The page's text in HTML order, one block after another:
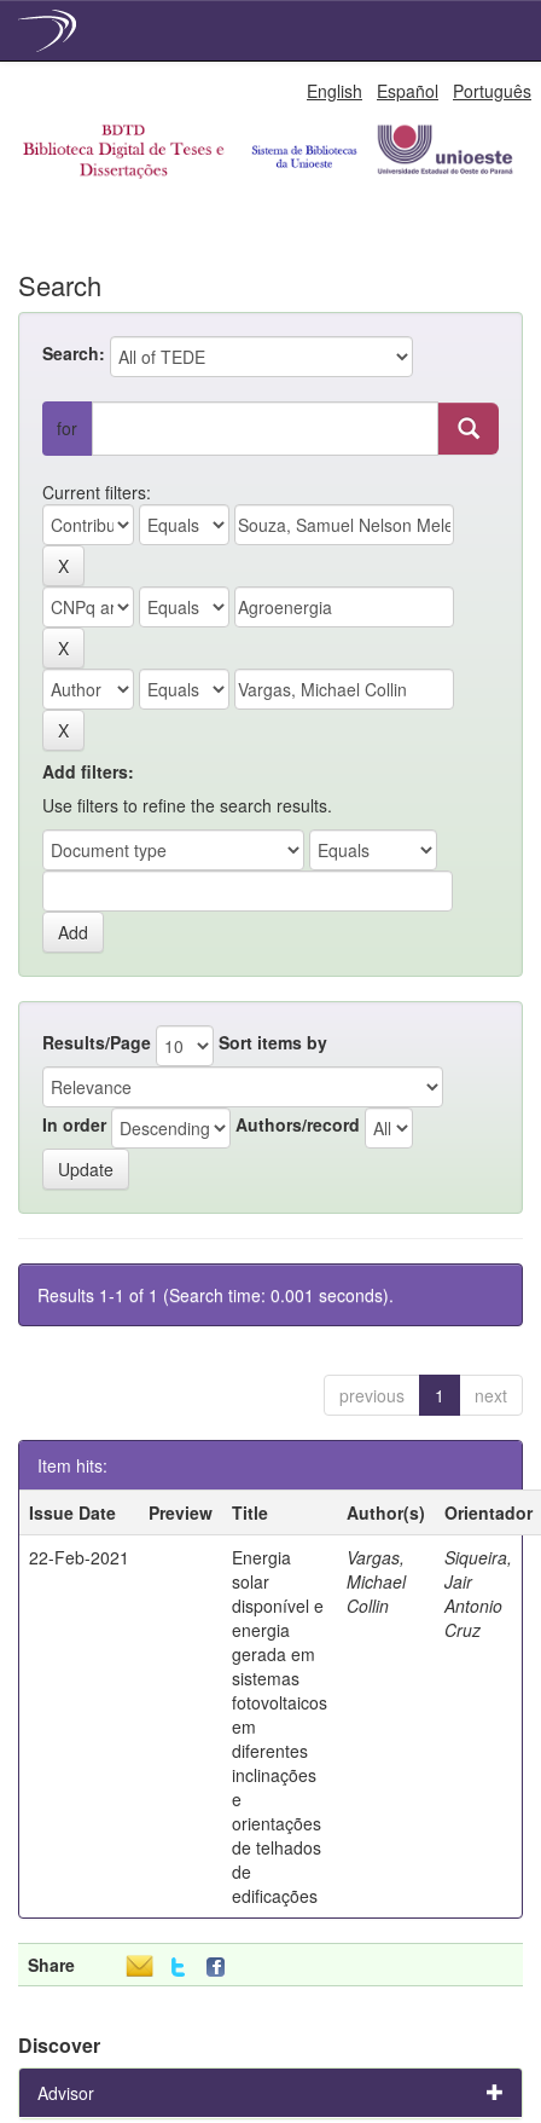
English Español Português
Search
Search:
for
Current filters:
Add filters:
Use filters to refine the search results.
Results/Page Sort items by
In order Authors/record
Results 1-1 of 1 (Search time: 0.001 seconds).
previous 1 next
Item hits:
Issue Date
Preview Title Author(s)
Orientador
22-Feb-2021
Energia
solar
disponível e
energia
gerada em
sistemas
fotovoltaicos
em
diferentes
inclinações
e
orientações
de telhados
de
edificações
Vargas,
Michael
Collin
Siqueira,
Jair
Antonio
Cruz
Share
Discover
Advisor